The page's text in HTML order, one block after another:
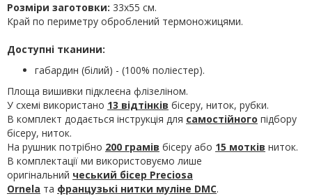
Розміри заготовки: 33х55 см.
Край по периметру оброблений термоножицями.
Доступні тканини:
габардин (білий) - (100% поліестер).
Площа вишивки підклеєна флізеліном.
У схемі використано 13 відтінків бісеру, ниток, рубки.
В комплект додається інструкція для самостійного підбору
бісеру, ниток.
На рушник потрібно 200 грамів бісеру або 15 мотків ниток.
В комплектації ми використовуємо лише
оригінальний чеський бісер Preciosa
Ornela та французькі нитки муліне DMC.